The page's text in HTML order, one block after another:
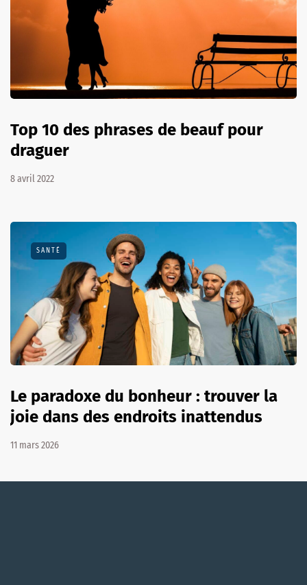
Top 10 des phrases de beauf pour
draguer
8 avril 2022
SANTÉ
Le paradoxe du bonheur : trouver la
joie dans des endroits inattendus
11 mars 2026